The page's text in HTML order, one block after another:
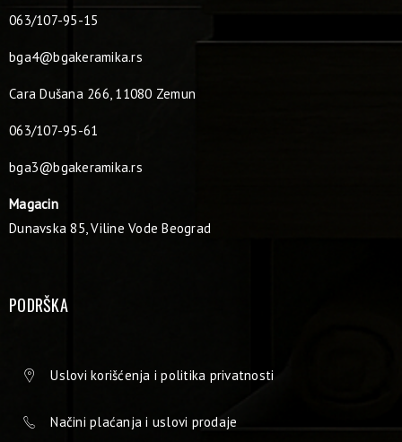
063/107-95-15
bga4@bgakeramika.rs
Cara Dušana 266, 11080 Zemun
063/107-95-61
bga3@bgakeramika.rs
Magacin
Dunavska 85, Viline Vode Beograd
PODRŠKA
Uslovi korišćenja i politika privatnosti
Načini plaćanja i uslovi prodaje